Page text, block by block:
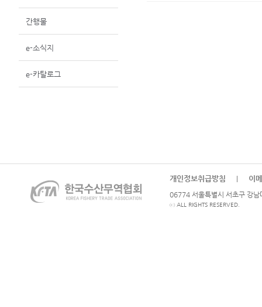
간행물
e-소식지
e-카탈로그
개인정보취급방침 이
06774 서울특별시 서초구 강
ⓒ ALL RIGHTS RESERVED.